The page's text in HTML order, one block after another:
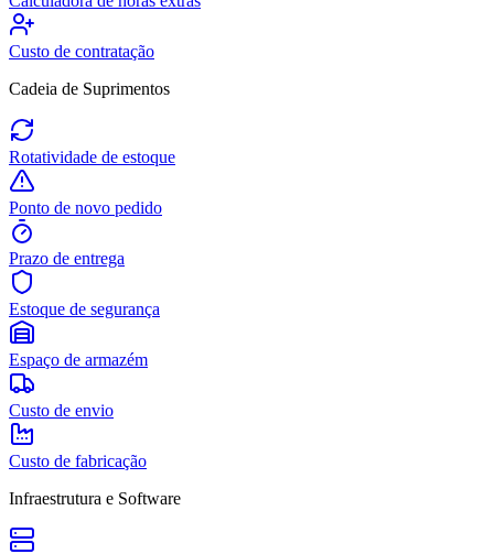
Custo de contratação
Cadeia de Suprimentos
Rotatividade de estoque
Ponto de novo pedido
Prazo de entrega
Estoque de segurança
Espaço de armazém
Custo de envio
Custo de fabricação
Infraestrutura e Software